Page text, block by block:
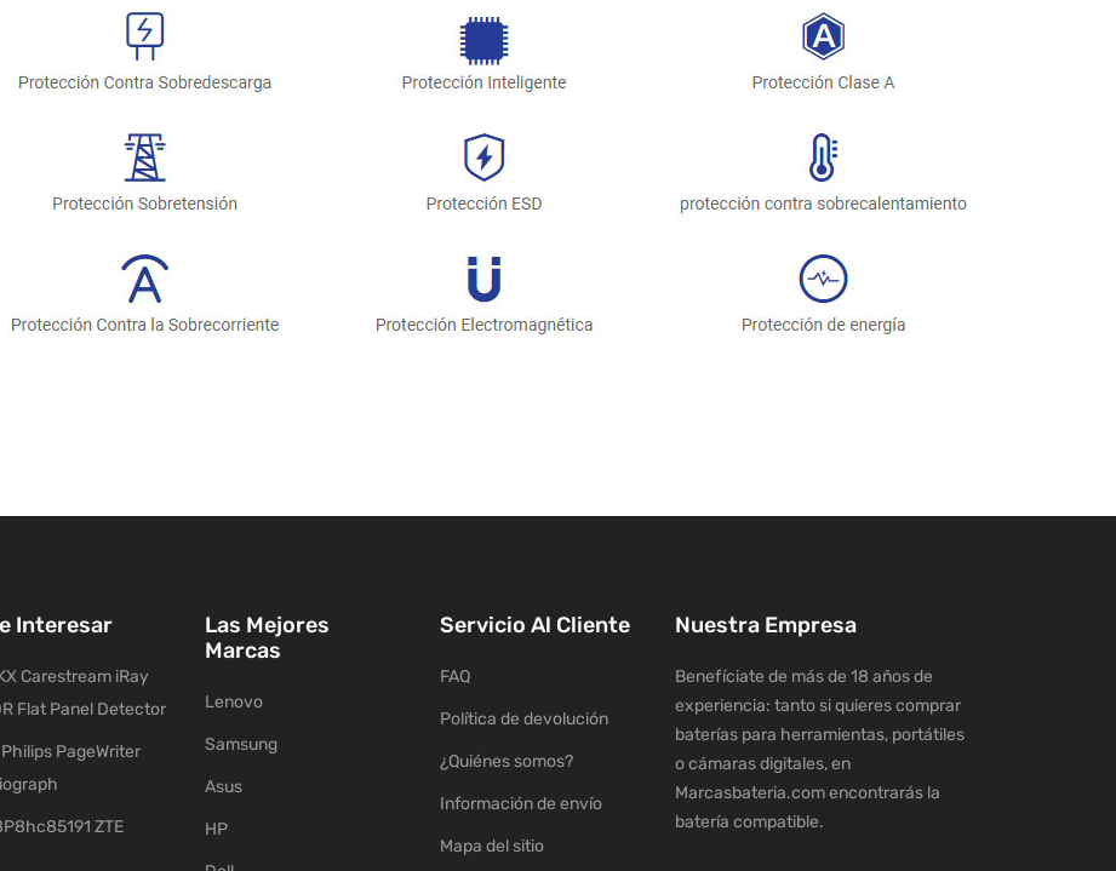
Interesar
Carestream iRay
Flat Panel Detector
PageWriter
ZTE
Las Mejores
Marcas
Lenovo
Samsung
Asus
HP
Servicio Al Cliente
FAQ
Política de devolución
¿Quiénes somos?
Información de envío
Mapa del sitio
Nuestra Empresa
Benefíciate de más de 18 años de
experiencia: tanto si quieres comprar
baterías para herramientas, portátiles
o cámaras digitales, en
Marcasbateria.com encontrarás la
batería compatible.